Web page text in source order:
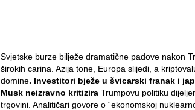
Svjetske burze bilježe dramatične padove nakon
širokih carina. Azija tone, Europa slijedi, a
domine. Investitori bježe u švicarski franak i
Musk neizravno kritizira Trumpovu politiku
trgovini. Analitičari govore o “ekonomskoj